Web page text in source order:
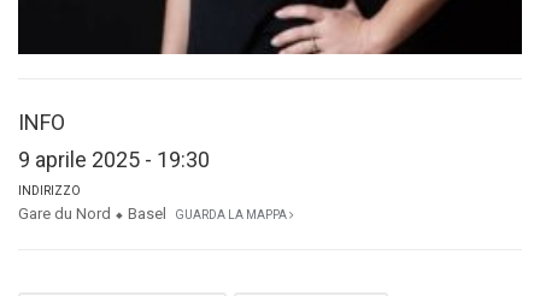
INFO
9 aprile 2025 - 19:30
INDIRIZZO
Gare du Nord ⬥ Basel GUARDA LA MAPPA